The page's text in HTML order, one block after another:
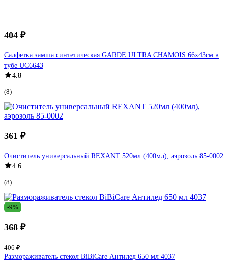
404 ₽
Салфетка замша синтетическая GARDE ULTRA CHAMOIS 66x43см в
тубе UC6643
4.8
(8)
361 ₽
Очиститель универсальный REXANT 520мл (400мл), аэрозоль 85-0002
4.6
(8)
-9%
368 ₽
406 ₽
Размораживатель стекол BiBiCare Антилед 650 мл 4037